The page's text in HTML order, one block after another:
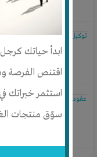
ابدأ حياتك
اقتنص الفرصة
استثمر خبراتك
سوّق منتجات
توكيل سيارات
عقود المزارعة